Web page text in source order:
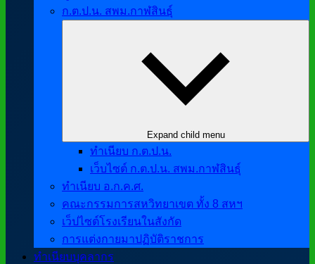
ก.ต.ป.น. สพม.กาฬสินธุ์
Expand child menu
ทำเนียบ ก.ต.ป.น.
เว็บไซต์ ก.ต.ป.น. สพม.กาฬสินธุ์
ทำเนียบ อ.ก.ค.ศ.
คณะกรรมการสหวิทยาเขต ทั้ง 8 สหฯ
เว็ปไซต์โรงเรียนในสังกัด
การแต่งกายมาปฏิบัติราชการ
ทำเนียบบุคลากร